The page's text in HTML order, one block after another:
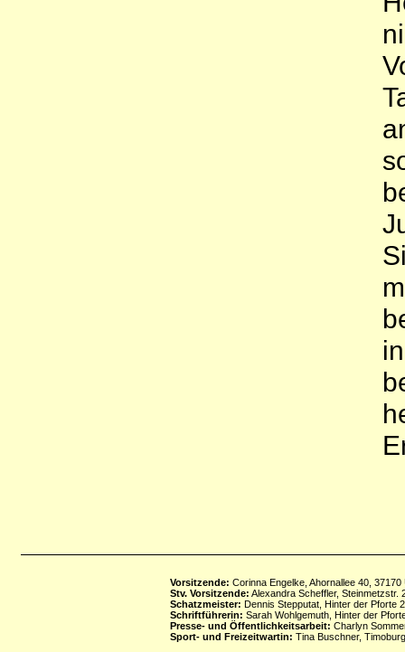
Vorsitzende: Corinna Engelke, Ahornallee 40,
Stv. Vorsitzende: Alexandra Scheffler, Steinmetzstr.
Schatzmeister: Dennis Stepputat, Hinter der Pforte
Schriftführerin: Sarah Wohlgemuth, Hinter der
Presse- und Öffentlichkeitsarbeit: Charlyn
Sport- und Freizeitwartin: Tina Buschner,